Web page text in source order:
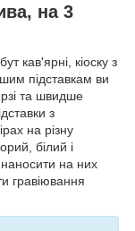
на 3
кав'ярні, кіоску з
підставкам ви
та швидше
з
на різну
білий і
на них
гравіювання